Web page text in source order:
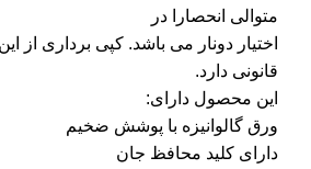
متوالی انحصارا در
اختیار دونار می باشد. کپی برداری از
قانونی دارد.
این محصول دارای:
ورق گالوانیزه با پوشش ضخیم
دارای کلید محافظ جان